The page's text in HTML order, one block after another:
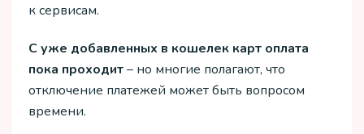
к сервисам.
С уже добавленных в кошелек карт оплата
пока проходит– но многие полагают, что
отключение платежей может быть вопросом
времени.